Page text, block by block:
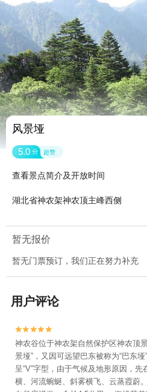
风景垭
5.0 分 超赞
查看景点简介及开放时间
湖北省神农架神农顶主峰西侧
暂无报价
暂无门票预订，我们正在努力补充
用户评论


神农谷位于神农架自然保护区神农顶
景垭”，又因可远望巴东被称为“巴东
呈“V”字型，由于气候及地形原因，
横、河流蜿蜒、斜雾横飞、云蒸霞蔚
